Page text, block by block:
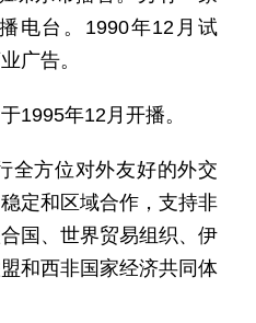
电台。1990年12月试
广告。
1995年12月开播。
全方位对外友好的外交
定和区域合作，支持非
国、世界贸易组织、伊
和西非国家经济共同体